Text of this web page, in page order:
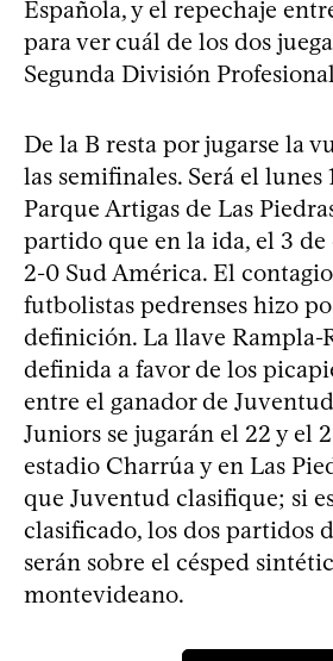
Española, y el repechaje
para ver cuál de los dos
Segunda División
De la B resta por jugarse la
las semifinales. Será el lunes
Parque Artigas de Las
partido que en la ida, el 3
2-0 Sud América. El
futbolistas pedrenses hizo
definición. La llave Rampla-
definida a favor de los
entre el ganador de
Juniors se jugarán el 22 y el
estadio Charrúa y en Las
que Juventud clasifique; si
clasificado, los dos partidos
serán sobre el césped
montevideano.